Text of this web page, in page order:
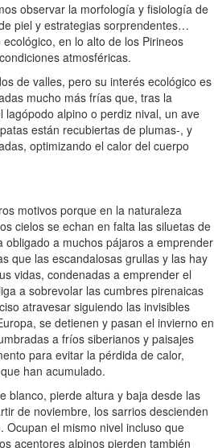
observar la morfología y fisiología de
piel y estrategias sorprendentes…
en lo alto de los Pirineos
atmosféricas.
de valles, pero su interés ecológico es
mucho más frías que, tras la
alpino o perdiz nival, un ave
están recubiertas de plumas-, y
optimizando el calor del cuerpo
motivos porque en la naturaleza
cielos se echan en falta las siluetas de
a muchos pájaros a emprender
que las escandalosas grullas y las hay
vidas, condenadas a emprender el
a sobrevolar las cumbres pirenaicas
atravesar siguiendo las invisibles
se detienen y pasan el invierno en
a fríos siberianos y paisajes
para evitar la pérdida de calor,
han acumulado.
blanco, pierde altura y baja desde las
de noviembre, los sarrios descienden
el mismo nivel incluso que
acentores alpinos pierden también